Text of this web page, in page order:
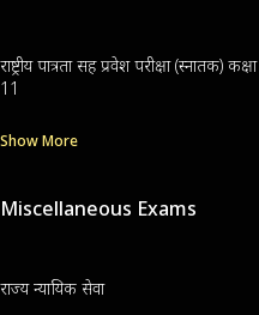
राष्ट्रीय पात्रता सह प्रवेश परीक्षा (स्नातक) कक्षा
11
Show More
Miscellaneous Exams
राज्य न्यायिक सेवा